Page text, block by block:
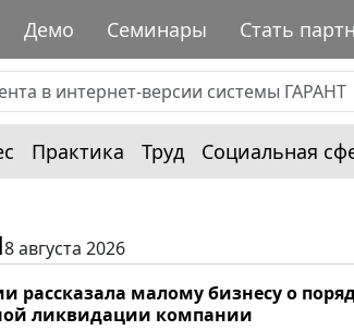
Демо Семинары Стать
Практика Труд Социальная
8 августа 2026
рассказала малому бизнесу о
ликвидации компании